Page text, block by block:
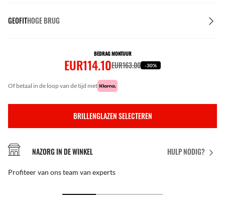
GEOFITHOGE BRUG
BEDRAG MONTUUR
EUR114.10EUR163.00 -30%
of betaal in de loop van de tijd met
BRILLENGLAZEN SELECTEREN
HULP NODIG?
NAZORG IN DE WINKEL
Profiteer van ons team van experts